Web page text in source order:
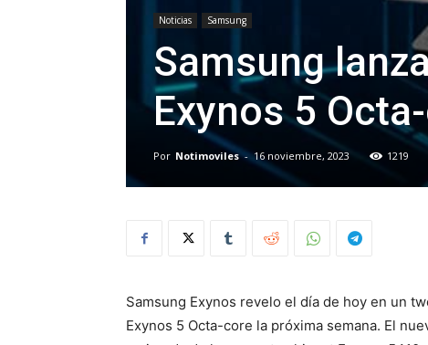
Noticias Samsung
Samsung
Exynos 5
Por Notimoviles - 16 noviembre, 2023 1219
Samsung Exynos revelo el día de hoy en un
Exynos 5 Octa-core la próxima semana. El